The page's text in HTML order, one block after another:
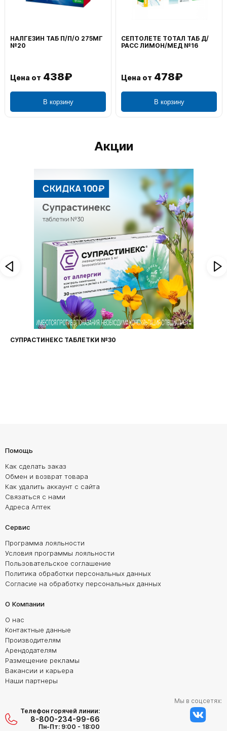
НАЛГЕЗИН ТАБ П/П/О 275МГ
№20
Цена от 438₽
В корзину
СЕПТОЛЕТЕ ТОТАЛ ТАБ Д/
РАСС ЛИМОН/МЕД №16
Цена от 478₽
В корзину
Акции
СУПРАСТИНЕКС ТАБЛЕТКИ №30
Помощь
Как сделать заказ
Обмен и возврат товара
Как удалить аккаунт с сайта
Связаться с нами
Адреса Аптек
Сервис
Программа лояльности
Условия программы лояльности
Пользовательское соглашение
Политика обработки персональных данных
Согласие на обработку персональных данных
О Компании
О нас
Контактные данные
Производителям
Арендодателям
Размещение рекламы
Вакансии и карьера
Наши партнеры
Телефон горячей линии:
8-800-234-99-66
Пн-Пт: 9:00 - 18:00
Мы в соцсетях: